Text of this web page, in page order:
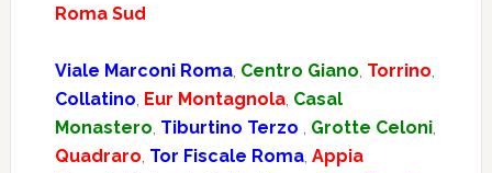
Roma Sud
Viale Marconi Roma, Centro Giano, Torrino,
Collatino, Eur Montagnola, Casal
Monastero, Tiburtino Terzo , Grotte Celoni,
Quadraro, Tor Fiscale Roma, Appia